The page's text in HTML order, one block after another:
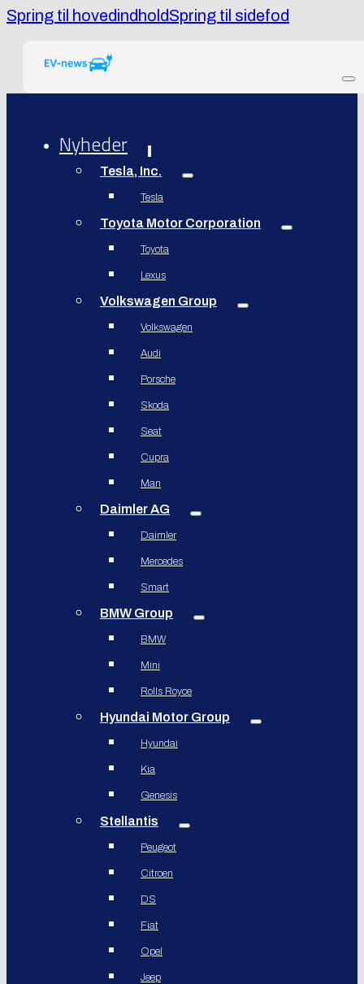
Spring til hovedindholdSpring til sidefod
Nyheder
Tesla, Inc.
Tesla
Toyota Motor Corporation
Toyota
Lexus
Volkswagen Group
Volkswagen
Audi
Porsche
Skoda
Seat
Cupra
Man
Daimler AG
Daimler
Mercedes
Smart
BMW Group
BMW
Mini
Rolls Royce
Hyundai Motor Group
Hyundai
Kia
Genesis
Stellantis
Peugeot
Citroen
DS
Fiat
Opel
Jeep